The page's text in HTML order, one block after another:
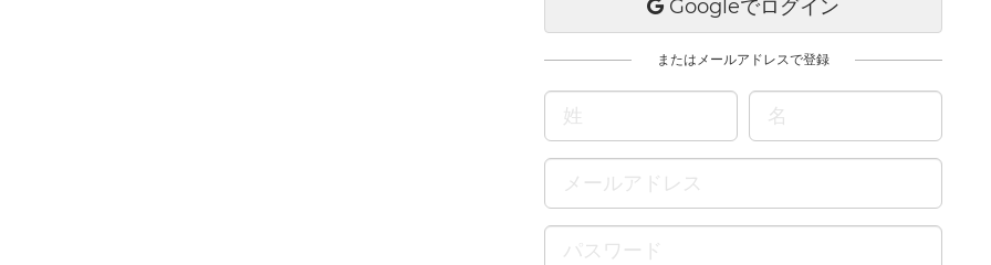
Googleでログイン
またはメールアドレスで登録